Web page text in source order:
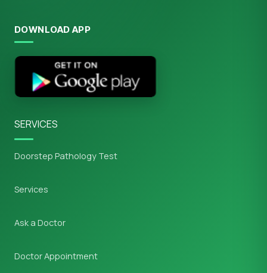
DOWNLOAD APP
SERVICES
Doorstep Pathology Test
Services
Ask a Doctor
Doctor Appointment